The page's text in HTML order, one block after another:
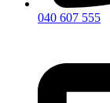
040 607 555